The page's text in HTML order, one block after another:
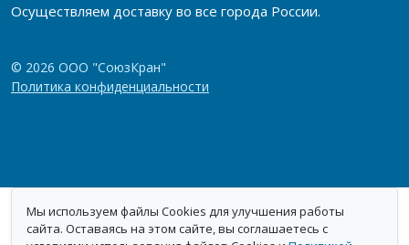
Осуществляем доставку во все города России.
© 2026 ООО "СоюзКран"
Политика конфиденциальности
Мы используем файлы Cookies для улучшения работы
сайта. Оставаясь на этом сайте, вы соглашаетесь с